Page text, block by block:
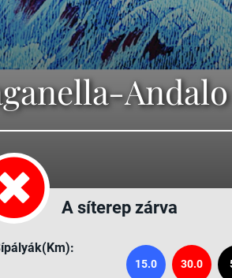
A síterep zárva
15.0 30.0